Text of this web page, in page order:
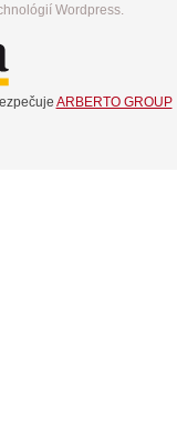
Wordpress.
ARBERTO GROUP